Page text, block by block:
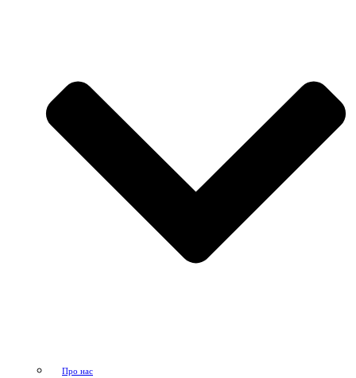
Про нас